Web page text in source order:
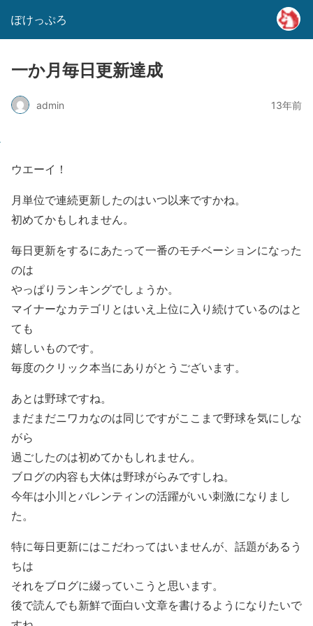
ぽけっぷろ
一か月毎日更新達成
admin 13年前
ウエーイ！
月単位で連続更新したのはいつ以来ですかね。
初めてかもしれません。
毎日更新をするにあたって一番のモチベーションになった
のは
やっぱりランキングでしょうか。
マイナーなカテゴリとはいえ上位に入り続けているのはと
ても
嬉しいものです。
毎度のクリック本当にありがとうございます。
あとは野球ですね。
まだまだニワカなのは同じですがここまで野球を気にしな
がら
過ごしたのは初めてかもしれません。
ブログの内容も大体は野球がらみですしね。
今年は小川とバレンティンの活躍がいい刺激になりまし
た。
特に毎日更新にはこだわってはいませんが、話題があるう
ちは
それをブログに綴っていこうと思います。
後で読んでも新鮮で面白い文章を書けるようになりたいで